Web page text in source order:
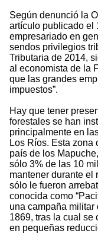
Según denunció la
artículo publicado el
empresariado en
sendos privilegios
Tributaria de 2014,
al economista de la
que las grandes
impuestos”.
Hay que tener
forestales se han
principalmente en
Los Ríos. Esta zona
país de los
sólo 3% de las 10
mantener durante el
sólo le fueron
conocida como
una campaña
1869, tras la cual se
en pequeñas